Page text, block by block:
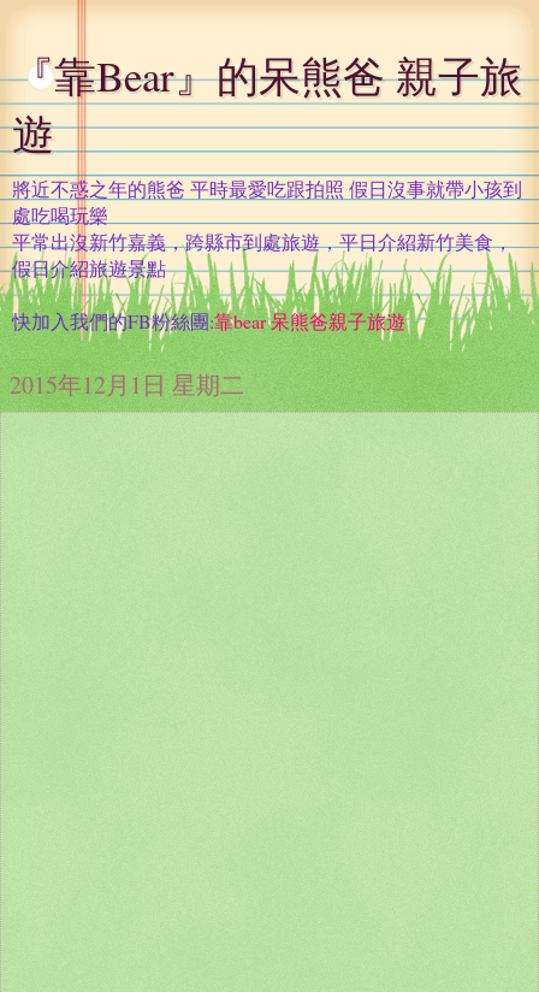
『靠Bear』的呆熊爸 親子旅
遊
將近不惑之年的熊爸 平時最愛吃跟拍照 假日沒事就帶小孩到
處吃喝玩樂
平常出沒新竹嘉義，跨縣市到處旅遊，平日介紹新竹美食，
假日介紹旅遊景點
快加入我們的FB粉絲團:靠bear 呆熊爸親子旅遊
2015年12月1日 星期二